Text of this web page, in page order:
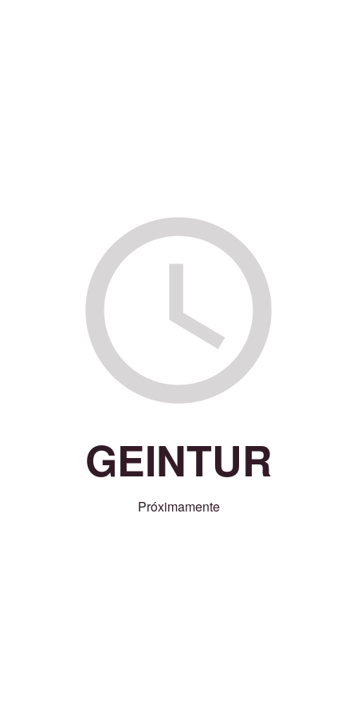
GEINTUR
Próximamente